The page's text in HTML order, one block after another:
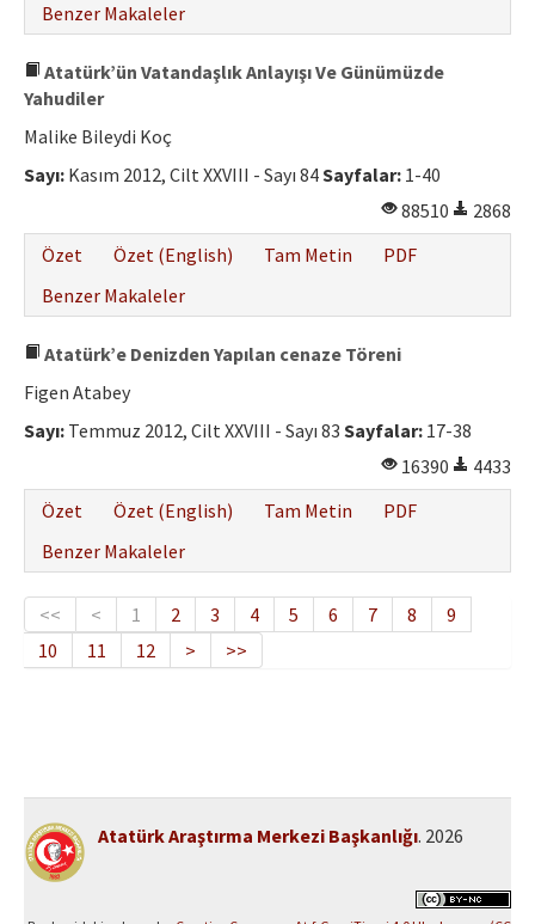
Benzer Makaleler
Atatürk’ün Vatandaşlık Anlayışı Ve Günümüzde
Yahudiler
Malike Bileydi Koç
Sayı: Kasım 2012, Cilt XXVIII - Sayı 84Sayfalar: 1-40
88510
2868
Özet
Özet (English) Tam Metin
PDF
Benzer Makaleler
Atatürk’e Denizden Yapılan cenaze Töreni
Figen Atabey
Sayı: Temmuz 2012, Cilt XXVIII - Sayı 83 Sayfalar: 17-38
16390
4433
Özet
Özet (English) Tam Metin
PDF
Benzer Makaleler
<< < 1 2 3 4 5 6 7 8
9
10
11 12 > >>
Atatürk Araştırma Merkezi Başkanlığı. 2026